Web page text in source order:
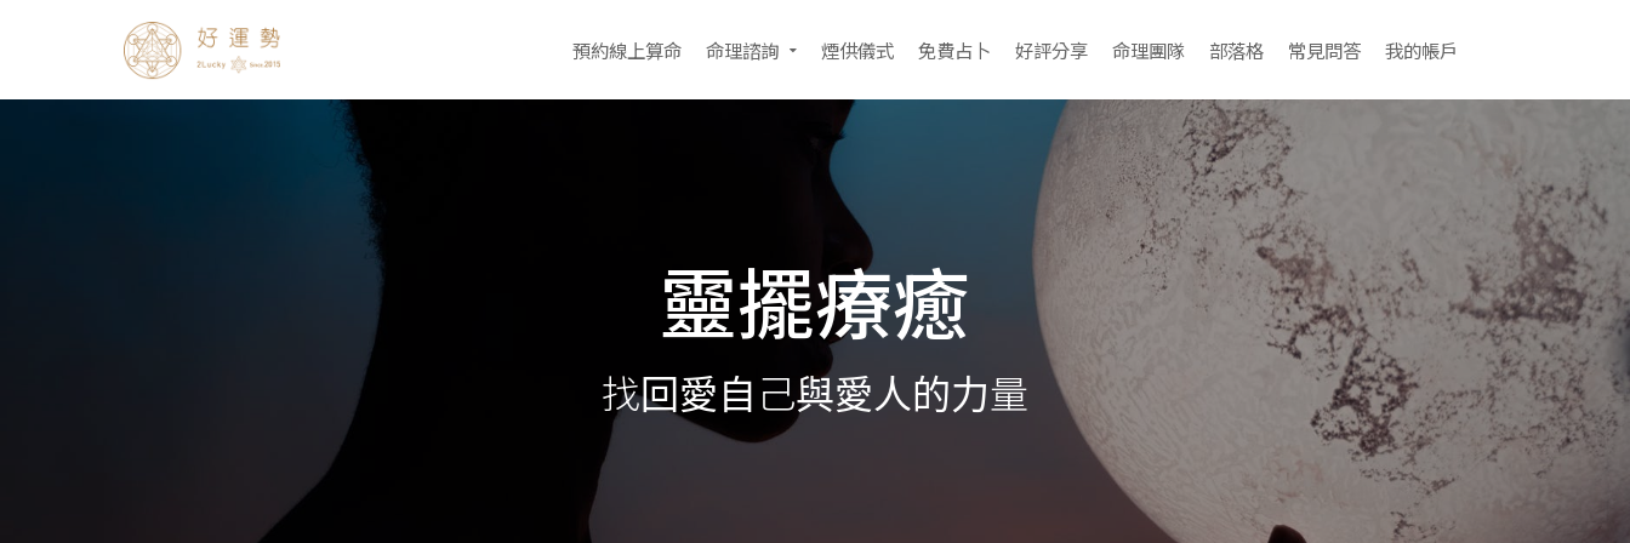
預約線上算命 命理諮詢 煙供儀式 免費占卜 好評分享 命理團隊 部落格 常見問答 我的帳戶
靈擺療癒
找回愛自己與愛人的力量